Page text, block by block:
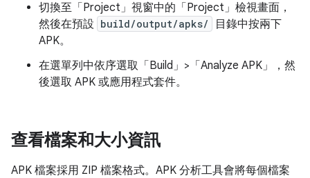
切換至「Project」 視窗中的「Project」 檢視畫面，
然後在預設 build/output/apks/
目錄中按兩下
APK。
在選單列中依序選取「Build」>「Analyze APK」
，然
後選取 APK 或應用程式套件。
查看檔案和大小資訊
APK 檔案採用 ZIP 檔案格式。APK 分析工具會將每個檔案